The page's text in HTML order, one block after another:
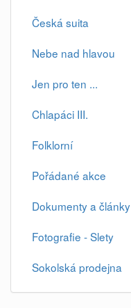
Česká suita
Nebe nad hlavou
Jen pro ten ...
Chlapáci III.
Folklorní
Pořádané akce
Dokumenty a články
Fotografie - Slety
Sokolská prodejna